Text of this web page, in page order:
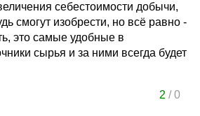
себестоимости добычи,
смогут изобрести, но всё равно -
это самые удобные в
сырья и за ними всегда будет
2 /0